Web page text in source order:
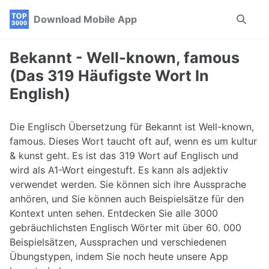
Skip
navigation
Skip
Skip
Download Mobile App
Toggle
Bekannt - Well-known, famous
(Das 319 Häufigste Wort In
English)
Die Englisch Übersetzung für Bekannt ist Well-known,
famous. Dieses Wort taucht oft auf, wenn es um kultur
& kunst geht. Es ist das 319 Wort auf Englisch und
wird als A1-Wort eingestuft. Es kann als adjektiv
verwendet werden. Sie können sich ihre Aussprache
anhören, und Sie können auch Beispielsätze für den
Kontext unten sehen. Entdecken Sie alle 3000
gebräuchlichsten Englisch Wörter mit über 60. 000
Beispielsätzen, Aussprachen und verschiedenen
Übungstypen, indem Sie noch heute unsere App